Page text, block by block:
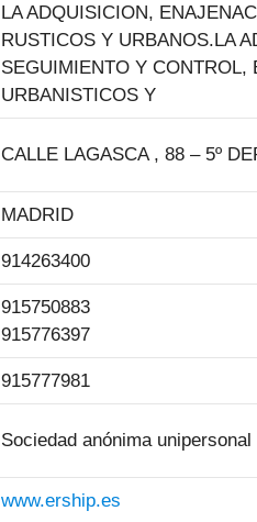
LA ADQUISICION,
RUSTICOS Y URBANOS.LA
SEGUIMIENTO Y
URBANISTICOS Y
CALLE LAGASCA , 88 – 5º
MADRID
914263400
915750883
915776397
915777981
Sociedad anónima unipersonal
www.ership.es